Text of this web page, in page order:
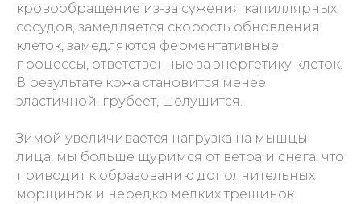
кровообращение из-за сужения капиллярных
сосудов, замедляется скорость обновления
клеток, замедляются ферментативные
процессы, ответственные за энергетику клеток.
В результате кожа становится менее
эластичной, грубеет, шелушится.
Зимой увеличивается нагрузка на мышцы
лица, мы больше щуримся от ветра и снега, что
приводит к образованию дополнительных
морщинок и нередко мелких трещинок.